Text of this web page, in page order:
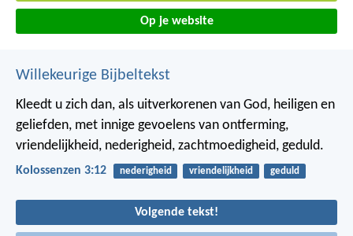
Op je website
Willekeurige Bijbeltekst
Kleedt u zich dan, als uitverkorenen van God, heiligen en
geliefden, met innige gevoelens van ontferming,
vriendelijkheid, nederigheid, zachtmoedigheid, geduld.
Kolossenzen 3:12 nederigheid vriendelijkheid geduld
Volgende tekst!